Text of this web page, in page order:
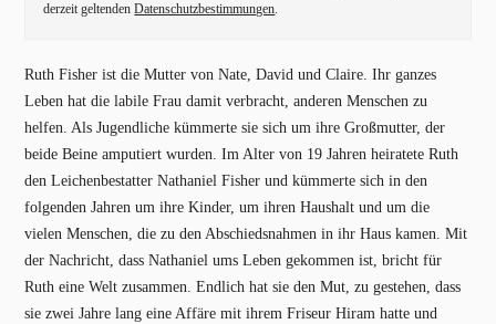
derzeit geltendenDatenschutzbestimmungen.
Ruth Fisher ist die Mutter von Nate, David und Claire. Ihr ganzes
Leben hat die labile Frau damit verbracht, anderen Menschen zu
helfen. Als Jugendliche kümmerte sie sich um ihre Großmutter, der
beide Beine amputiert wurden. Im Alter von 19 Jahren heiratete Ruth
den Leichenbestatter Nathaniel Fisher und kümmerte sich in den
folgenden Jahren um ihre Kinder, um ihren Haushalt und um die
vielen Menschen, die zu den Abschiedsnahmen in ihr Haus kamen. Mit
der Nachricht, dass Nathaniel ums Leben gekommen ist, bricht für
Ruth eine Welt zusammen. Endlich hat sie den Mut, zu gestehen, dass
sie zwei Jahre lang eine Affäre mit ihrem Friseur Hiram hatte und